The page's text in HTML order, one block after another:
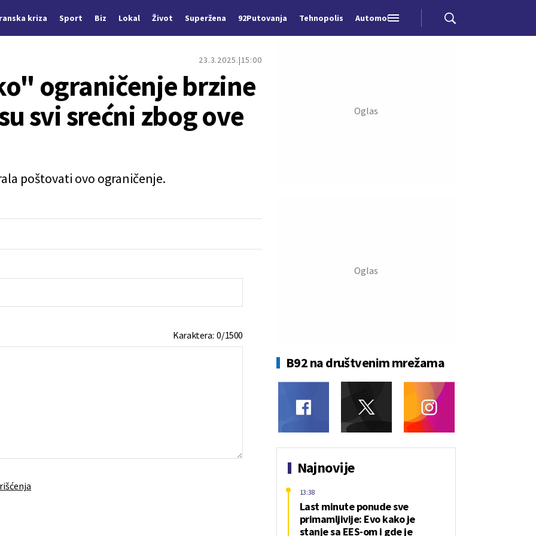
kriza Sport Biz Lokal Život Superžena 92Putovanja Tehnopolis Automobili
23.3.2025. 15:00
ograničenje brzine
svi srećni zbog ove
poštovati ovo ograničenje.
Karaktera:0/1500
B92 na društvenim mrežama
Najnovije
Last minute ponude sve
primamljivije: Evo kako je
stanje sa EES-om i gde je
13:38